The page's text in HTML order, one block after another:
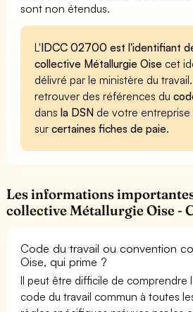
sont non étendus.
L'IDCC 02700 est l'identifiant
collective Métallurgie Oise cet
délivré par le ministère du
retrouver des références du
dansla DSN de votre entreprise
surcertaines fiches de paie.
Les informations
collective Métallurgie Oise -
Code du travail ou convention
Oise, qui prime ?
Il peut être difficile de comprendre
code du travail commun à toutes